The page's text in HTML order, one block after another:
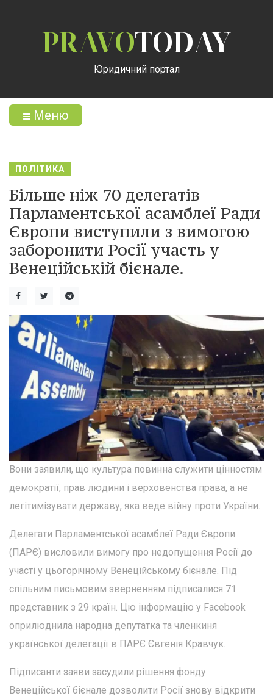
PRAVOTODAY
Юридичний портал
Меню
ПОЛІТИКА
Більше ніж 70 делегатів
Парламентської асамблеї Ради
Європи виступили з вимогою
заборонити Росії участь у
Венеційській бієнале.
Вони заявили, що культура повинна служити цінностям
демократії, прав людини і верховенства права, а не
легітимізувати державу, яка веде війну проти України.
Делегати Парламентської асамблеї Ради Європи
(ПАРЄ) висловили вимогу про недопущення Росії до
участі у цьогорічному Венеційському бієнале. Під
спільним письмовим зверненням підписалися 71
представник з 29 країн. Цю інформацію у Facebook
оприлюднила народна депутатка та членкиня
української делегації в ПАРЄ Євгенія Кравчук.
Підписанти заяви засудили рішення фонду
Венеційської бієнале дозволити Росії знову відкрити